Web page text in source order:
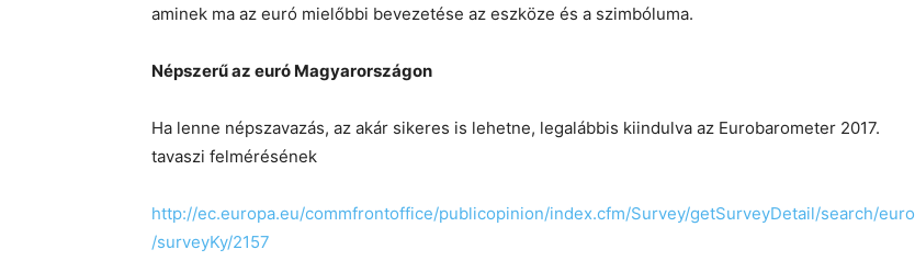
aminek ma az euró mielőbbi bevezetése az eszköze és a szimbóluma.
Népszerű az euró Magyarországon
Ha lenne népszavazás, az akár sikeres is lehetne, legalábbis kiindulva az Eurobarometer 2017.
tavaszi felmérésének
http://ec.europa.eu/commfrontoffice/publicopinion/index.cfm/Survey/getSurveyDetail/search/euro
/surveyKy/2157